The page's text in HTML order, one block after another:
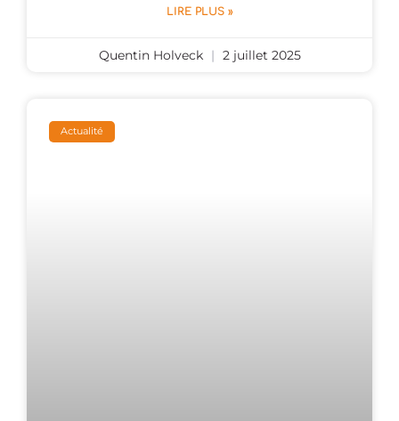
LIRE PLUS »
Quentin Holveck 2 juillet 2025
Actualité